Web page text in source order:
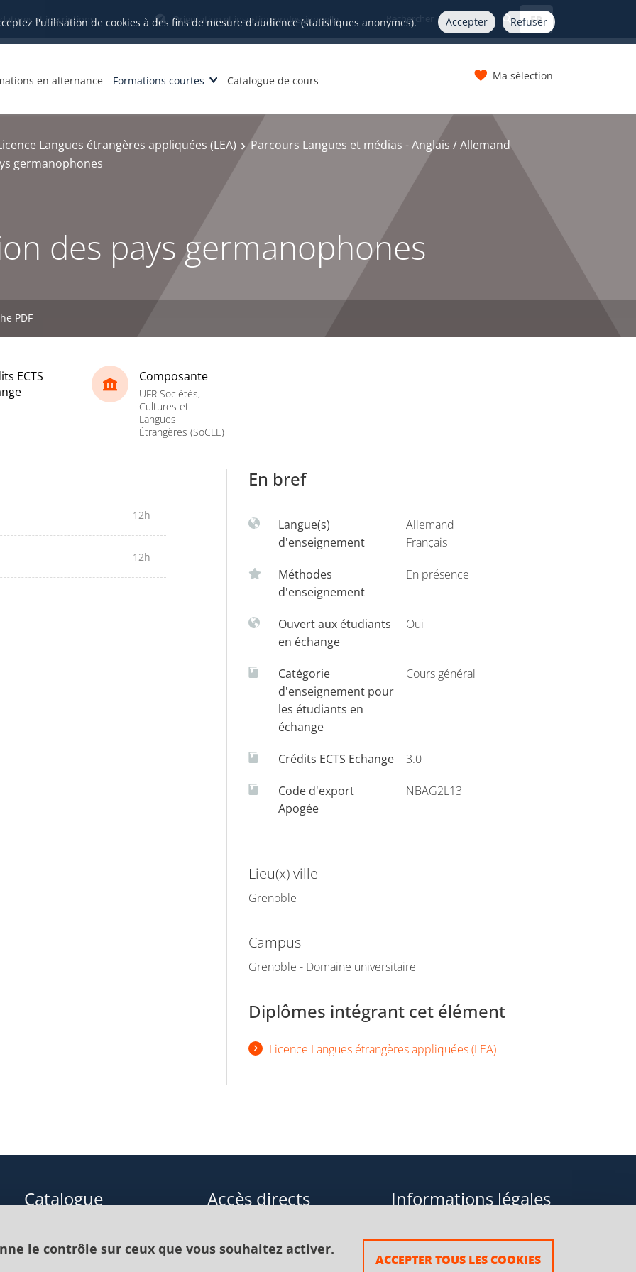
le contrôle sur ceux que vous souhaitez activer.
ACCEPTER TOUS LES COOKIES
l'utilisation de cookies à des fins de mesure d'audience (statistiques anonymes). Accepter Refuser
et inscriptions Orientation et insertion professionnelle FR
en alternance Formations courtes Catalogue de cours Ma sélection
Langues étrangères appliquées (LEA)
Parcours Langues et médias - Anglais / Allemand
germanophones
des pays germanophones
PDF
ECTS
Composante
UFR Sociétés,
Cultures et
Langues
Étrangères (SoCLE)
12h
12h
En bref
Langue(s)
d'enseignement
Allemand
Français
Méthodes
d'enseignement
En présence
Ouvert aux étudiants
en échange
Oui
Catégorie
d'enseignement pour
les étudiants en
échange
Cours général
Crédits ECTS Echange 3.0
Code d'export
Apogée
NBAG2L13
Lieu(x) ville
Grenoble
Campus
Grenoble - Domaine universitaire
Diplômes intégrant cet élément
Licence Langues étrangères appliquées (LEA)
Catalogue Accès directs Informations légales
Plan du site